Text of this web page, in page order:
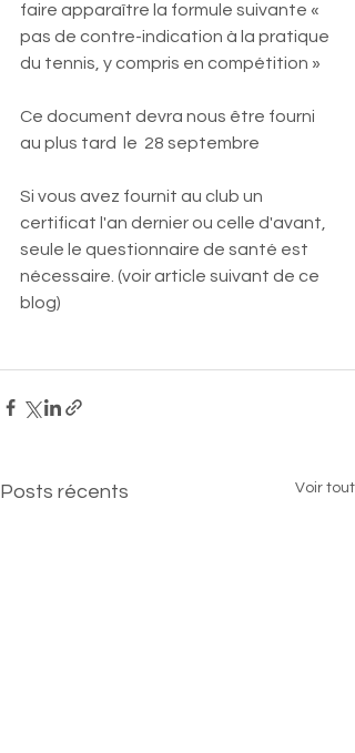
faire apparaître la formule suivante «
pas de contre-indication à la pratique
du tennis, y compris en compétition »
Ce document devra nous être fourni
au plus tard  le  28 septembre
Si vous avez fournit au club un
certificat l'an dernier ou celle d'avant,
seule le questionnaire de santé est
nécessaire. (voir article suivant de ce
blog)
Posts récents Voir tout